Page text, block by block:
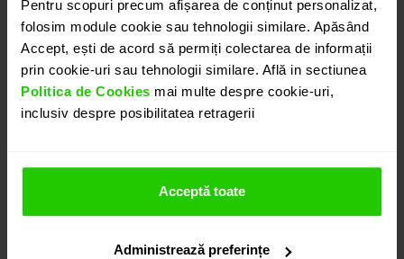
Pentru scopuri precum afișarea de conținut personalizat,
folosim module cookie sau tehnologii similare. Apăsând
Accept, ești de acord să permiți colectarea de informații
prin cookie-uri sau tehnologii similare. Află in sectiunea
Politica de Cookies mai multe despre cookie-uri,
inclusiv despre posibilitatea retragerii
Acceptă toate
Administrează preferințe
veritabila de crocodil ( certificata CITES) din care
este realizat este un garant al durabilitatii. Lantul din
metal impletit cu piele, confera produsului o nota
distinciva si eleganta.
Variatii de culori si finisaje sunt disponibile in
CARACTERISTICI